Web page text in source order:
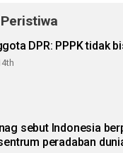
DPR: PPPK tidak
sebut Indonesia
peradaban